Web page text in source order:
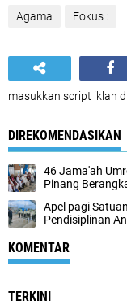
Agama Fokus :
masukkan script iklan
DIREKOMENDASIKAN
46 Jama'ah
Pinang
Apel pagi
Pendisiplinan
KOMENTAR
TERKINI